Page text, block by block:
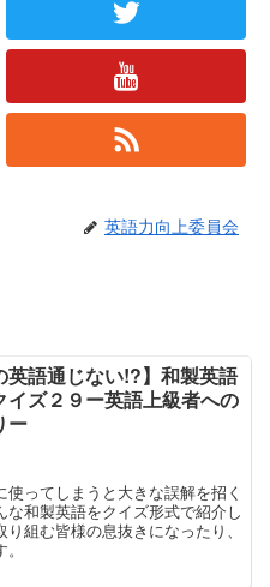
英語力向上委員会
英語通じない!?】和製英語
イズ２９ー英語上級者への
ー
ってしまうと大きな誤解を招く
和製英語をクイズ形式で紹介し
組む皆様の息抜きになったり、